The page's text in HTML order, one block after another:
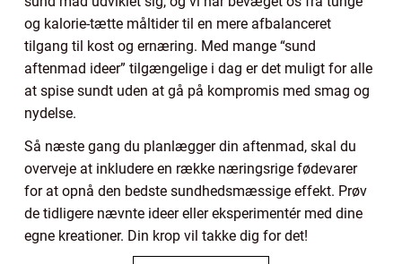
og kalorie-tætte måltider til en mere afbalanceret
tilgang til kost og ernæring. Med mange “sund
aftenmad ideer” tilgængelige i dag er det muligt for alle
at spise sundt uden at gå på kompromis med smag og
nydelse.
Så næste gang du planlægger din aftenmad, skal du
overveje at inkludere en række næringsrige fødevarer
for at opnå den bedste sundhedsmæssige effekt. Prøv
de tidligere nævnte ideer eller eksperimentér med dine
egne kreationer. Din krop vil takke dig for det!